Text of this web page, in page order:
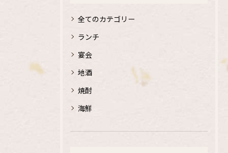
全てのカテゴリー
ランチ
宴会
地酒
焼酎
海鮮